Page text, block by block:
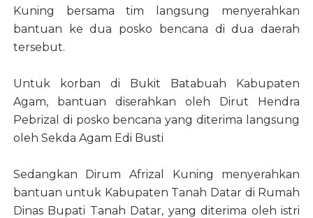
Kuning bersama tim langsung menyerahkan
bantuan ke dua posko bencana di dua daerah
tersebut.
Untuk korban di Bukit Batabuah Kabupaten
Agam, bantuan diserahkan oleh Dirut Hendra
Pebrizal di posko bencana yang diterima langsung
oleh Sekda Agam Edi Busti
Sedangkan Dirum Afrizal Kuning menyerahkan
bantuan untuk Kabupaten Tanah Datar di Rumah
Dinas Bupati Tanah Datar, yang diterima oleh istri